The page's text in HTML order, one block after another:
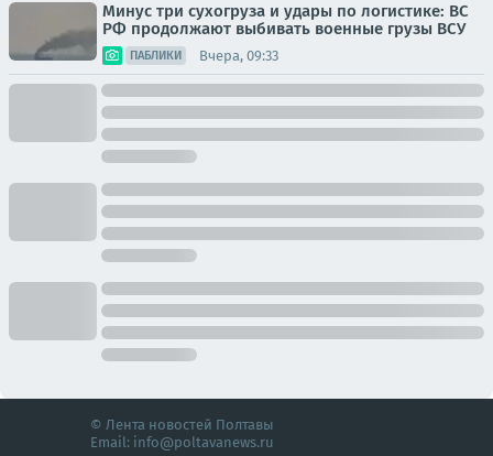
Минус три сухогруза и удары по логистике: ВС
РФ продолжают выбивать военные грузы ВСУ
ПАБЛИКИ Вчера, 09:33
© Лента новостей Полтавы
Email: info@poltavanews.ru